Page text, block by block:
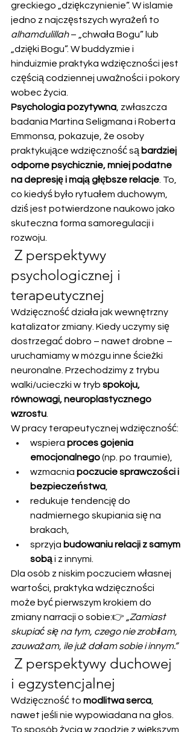
greckiego „dziękczynienie”. W islamie
jedno z najczęstszych wyrażeń to
alhamdulillah – „chwała Bogu” lub
„dzięki Bogu”. W buddyzmie i
hinduizmie praktyka wdzięczności jest
częścią codziennej uważności i pokory
wobec życia.
Psychologia pozytywna , zwłaszcza
badania Martina Seligmana i Roberta
Emmonsa, pokazuje, że osoby
praktykujące wdzięczność są bardziej
odporne psychicznie, mniej podatne
na depresję i mają głębsze relacje . To,
co kiedyś było rytuałem duchowym,
dziś jest potwierdzone naukowo jako
skuteczna forma samoregulacji i
rozwoju.
psychologicznej i
terapeutycznej
Wdzięczność działa jak wewnętrzny
katalizator zmiany. Kiedy uczymy się
dostrzegać dobro – nawet drobne –
uruchamiamy w mózgu inne ścieżki
neuronalne. Przechodzimy z trybu
walki/ucieczki w tryb spokoju,
równowagi, neuroplastycznego
wzrostu
W pracy terapeutycznej wdzięczność:
wspiera proces gojenia
emocjonalnego (np. po traumie),
wzmacnia poczucie sprawczości i
bezpieczeństwa
redukuje tendencję do
nadmiernego skupiania się na
brakach,
sprzyja budowaniu relacji z samym
sobą i z innymi.
Dla osób z niskim poczuciem własnej
wartości, praktyka wdzięczności
może być pierwszym krokiem do
zmiany narracji o sobie:👉 „Zamiast
skupiać się na tym, czego nie zrobiłam,
zauważam, ile już dałam sobie i innym.”
i egzystencjalnej
Wdzięczność to modlitwa serca
nawet jeśli nie wypowiadana na głos.
To sposób życia w zgodzie z większym